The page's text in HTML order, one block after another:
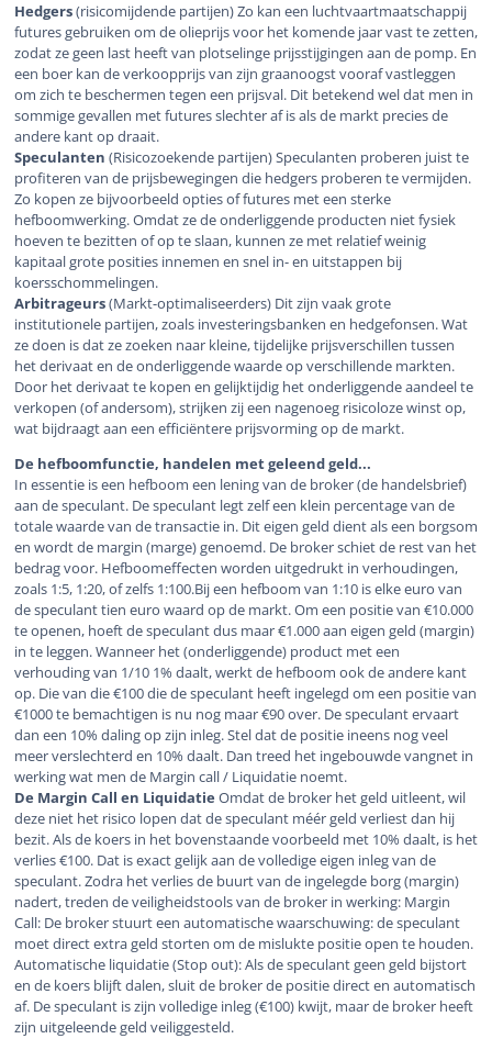
Hedgers(risicomijdende partijen) Zo kan een luchtvaartmaatschappij
futures gebruiken om de olieprijs voor het komende jaar vast te zetten,
zodat ze geen last heeft van plotselinge prijsstijgingen aan de pomp. En
een boer kan de verkoopprijs van zijn graanoogst vooraf vastleggen
om zich te beschermen tegen een prijsval. Dit betekend wel dat men in
sommige gevallen met futures slechter af is als de markt precies de
andere kant op draait.
Speculanten (Risicozoekende partijen) Speculanten proberen juist te
profiteren van de prijsbewegingen die hedgers proberen te vermijden.
Zo kopen ze bijvoorbeeld opties of futures met een sterke
hefboomwerking. Omdat ze de onderliggende producten niet fysiek
hoeven te bezitten of op te slaan, kunnen ze met relatief weinig
kapitaal grote posities innemen en snel in- en uitstappen bij
koersschommelingen.
Arbitrageurs(Markt-optimaliseerders) Dit zijn vaak grote
institutionele partijen, zoals investeringsbanken en hedgefonsen. Wat
ze doen is dat ze zoeken naar kleine, tijdelijke prijsverschillen tussen
het derivaat en de onderliggende waarde op verschillende markten.
Door het derivaat te kopen en gelijktijdig het onderliggende aandeel te
verkopen (of andersom), strijken zij een nagenoeg risicoloze winst op,
wat bijdraagt aan een efficiëntere prijsvorming op de markt.
De hefboomfunctie, handelen met geleend geld...
In essentie is een hefboom een lening van de broker (de handelsbrief)
aan de speculant. De speculant legt zelf een klein percentage van de
totale waarde van de transactie in. Dit eigen geld dient als een borgsom
en wordt de margin (marge) genoemd. De broker schiet de rest van het
bedrag voor. Hefboomeffecten worden uitgedrukt in verhoudingen,
zoals 1:5, 1:20, of zelfs 1:100.Bij een hefboom van 1:10 is elke euro van
de speculant tien euro waard op de markt. Om een positie van €10.000
te openen, hoeft de speculant dus maar €1.000 aan eigen geld (margin)
in te leggen. Wanneer het (onderliggende) product met een
verhouding van 1/10 1% daalt, werkt de hefboom ook de andere kant
op. Die van die €100 die de speculant heeft ingelegd om een positie van
€1000 te bemachtigen is nu nog maar €90 over. De speculant ervaart
dan een 10% daling op zijn inleg. Stel dat de positie ineens nog veel
meer verslechterd en 10% daalt. Dan treed het ingebouwde vangnet in
werking wat men de Margin call / Liquidatie noemt.
De Margin Call en Liquidatie Omdat de broker het geld uitleent, wil
deze niet het risico lopen dat de speculant méér geld verliest dan hij
bezit. Als de koers in het bovenstaande voorbeeld met 10% daalt, is het
verlies €100. Dat is exact gelijk aan de volledige eigen inleg van de
speculant. Zodra het verlies de buurt van de ingelegde borg (margin)
nadert, treden de veiligheidstools van de broker in werking: Margin
Call: De broker stuurt een automatische waarschuwing: de speculant
moet direct extra geld storten om de mislukte positie open te houden.
Automatische liquidatie (Stop out): Als de speculant geen geld bijstort
en de koers blijft dalen, sluit de broker de positie direct en automatisch
af. De speculant is zijn volledige inleg (€100) kwijt, maar de broker heeft
zijn uitgeleende geld veiliggesteld.